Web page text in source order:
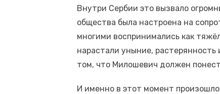
Внутри Сербии это вызвало
общества была настроена на
многими воспринимались как
нарастали уныние, растерянность
том, что Милошевич должен
И именно в этот момент